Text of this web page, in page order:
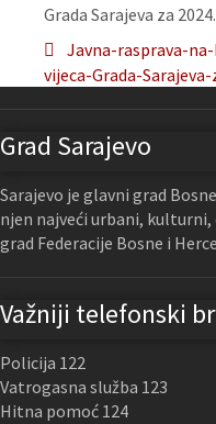
Grada Sarajeva za
Javna-rasprava-
vijeca-Grada-
Grad Sarajevo
Sarajevo je glavni grad
njen najveći urbani,
grad Federacije Bosne i
Važniji telefonski
Policija 122
Vatrogasna služba 123
Hitna pomoć 124